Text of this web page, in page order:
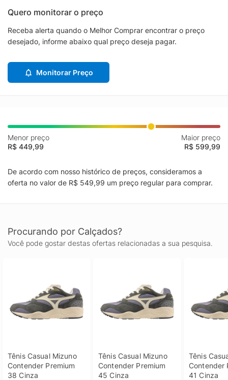
Quero monitorar o preço
Receba alerta quando o Melhor Comprar encontrar o preço
desejado, informe abaixo qual preço deseja pagar.
Monitorar Preço
Menor preço
R$ 449,99
Maior preço
R$ 599,99
De acordo com nosso histórico de preços, consideramos a
oferta no valor de R$ 549,99 um preço regular para comprar.
Procurando por Calçados?
Você pode gostar destas ofertas relacionadas a sua pesquisa.
Tênis Casual Mizuno
Contender Premium
38 Cinza
Tênis Casual Mizuno
Contender Premium
45 Cinza
Tênis
Contender
41 Cinza